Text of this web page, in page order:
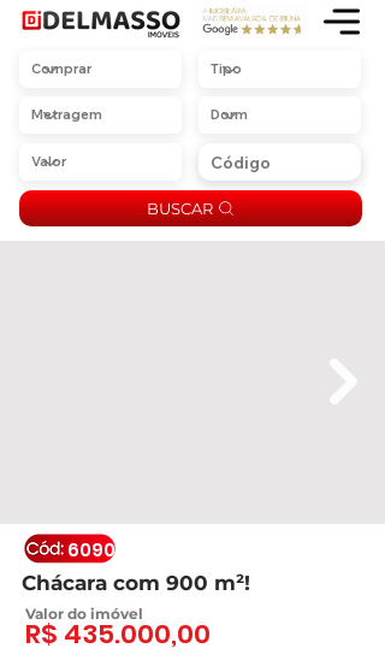
BUSCAR
6090
Chácara com 900 m²!
Valor do imóvel
R$ 435.000,00